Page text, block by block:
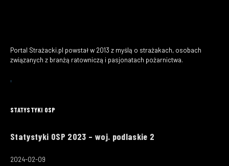
Portal Strażacki.pl powstał w 2013 z myślą o strażakach, osobach
związanych z branżą ratowniczą i pasjonatach pożarnictwa.
STATYSTYKI OSP
Statystyki OSP 2023 – woj. podlaskie 2
2024-02-09